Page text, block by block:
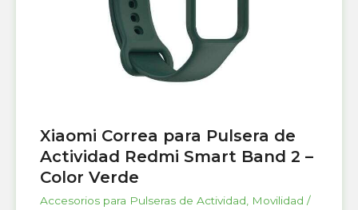
Xiaomi Correa para Pulsera de
Actividad Redmi Smart Band 2 –
Color Verde
Accesorios para Pulseras de Actividad
Movilidad /